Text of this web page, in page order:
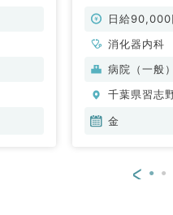
非常勤）
日給90,000
消化器内科
病院（一般）
千葉県習志
金
<